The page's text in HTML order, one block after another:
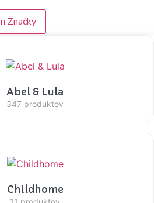
Značky
Abel & Lula
347 produktov
Childhome